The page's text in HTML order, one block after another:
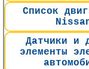
Список
Датчики и
элементы